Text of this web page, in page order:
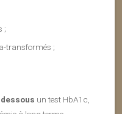
;
transformés ;
un test HbA1c,